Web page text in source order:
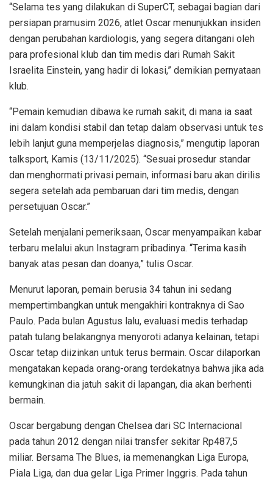
“Selama tes yang dilakukan di SuperCT, sebagai bagian dari
persiapan pramusim 2026, atlet Oscar menunjukkan insiden
dengan perubahan kardiologis, yang segera ditangani oleh
para profesional klub dan tim medis dari Rumah Sakit
Israelita Einstein, yang hadir di lokasi,” demikian pernyataan
klub.
“Pemain kemudian dibawa ke rumah sakit, di mana ia saat
ini dalam kondisi stabil dan tetap dalam observasi untuk tes
lebih lanjut guna memperjelas diagnosis,” mengutip laporan
talksport, Kamis (13/11/2025). “Sesuai prosedur standar
dan menghormati privasi pemain, informasi baru akan dirilis
segera setelah ada pembaruan dari tim medis, dengan
persetujuan Oscar.”
Setelah menjalani pemeriksaan, Oscar menyampaikan kabar
terbaru melalui akun Instagram pribadinya. “Terima kasih
banyak atas pesan dan doanya,” tulis Oscar.
Menurut laporan, pemain berusia 34 tahun ini sedang
mempertimbangkan untuk mengakhiri kontraknya di Sao
Paulo. Pada bulan Agustus lalu, evaluasi medis terhadap
patah tulang belakangnya menyoroti adanya kelainan, tetapi
Oscar tetap diizinkan untuk terus bermain. Oscar dilaporkan
mengatakan kepada orang-orang terdekatnya bahwa jika ada
kemungkinan dia jatuh sakit di lapangan, dia akan berhenti
bermain.
Oscar bergabung dengan Chelsea dari SC Internacional
pada tahun 2012 dengan nilai transfer sekitar Rp487,5
miliar. Bersama The Blues, ia memenangkan Liga Europa,
Piala Liga, dan dua gelar Liga Primer Inggris. Pada tahun